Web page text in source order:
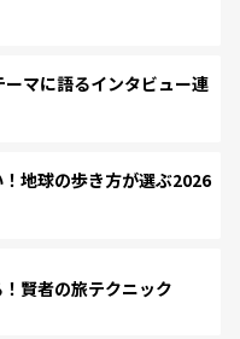
マに語るインタビュー連
地球の歩き方が選ぶ2026
賢者の旅テクニック